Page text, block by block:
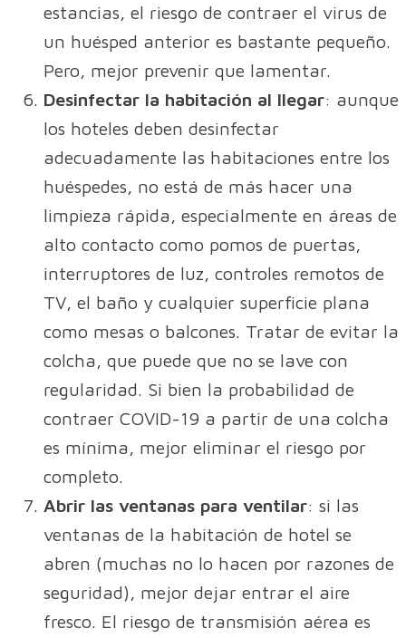
estancias, el riesgo de contraer el virus de
un huésped anterior es bastante pequeño.
Pero, mejor prevenir que lamentar.
Desinfectar la habitación al llegar: aunque
los hoteles deben desinfectar
adecuadamente las habitaciones entre los
huéspedes, no está de más hacer una
limpieza rápida, especialmente en áreas de
alto contacto como pomos de puertas,
interruptores de luz, controles remotos de
TV, el baño y cualquier superficie plana
como mesas o balcones. Tratar de evitar la
colcha, que puede que no se lave con
regularidad. Si bien la probabilidad de
contraer COVID-19 a partir de una colcha
es mínima, mejor eliminar el riesgo por
completo.
Abrir las ventanas para ventilar: si las
ventanas de la habitación de hotel se
abren (muchas no lo hacen por razones de
seguridad), mejor dejar entrar el aire
fresco. El riesgo de transmisión aérea es